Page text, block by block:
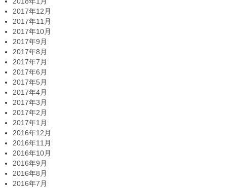
2017年12月
2017年11月
2017年10月
2017年9月
2017年8月
2017年7月
2017年6月
2017年5月
2017年4月
2017年3月
2017年2月
2017年1月
2016年12月
2016年11月
2016年10月
2016年9月
2016年8月
2016年7月